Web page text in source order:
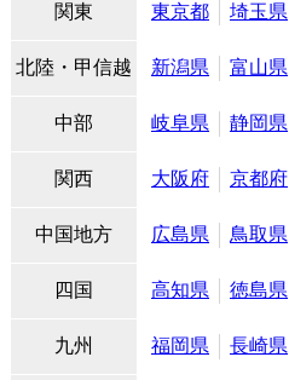
関東 東京都 埼玉県
北陸・甲信越 新潟県 富山県
中部 岐阜県 静岡県
関西 大阪府 京都府
中国地方 広島県 鳥取県
四国 高知県 徳島県
九州 福岡県 長崎県